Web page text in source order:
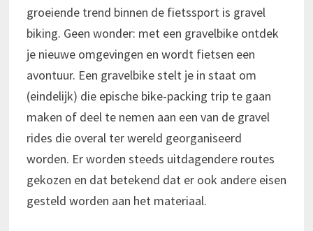
groeiende trend binnen de fietssport is gravel
biking. Geen wonder: met een gravelbike ontdek
je nieuwe omgevingen en wordt fietsen een
avontuur. Een gravelbike stelt je in staat om
(eindelijk) die epische bike-packing trip te gaan
maken of deel te nemen aan een van de gravel
rides die overal ter wereld georganiseerd
worden. Er worden steeds uitdagendere routes
gekozen en dat betekend dat er ook andere eisen
gesteld worden aan het materiaal.